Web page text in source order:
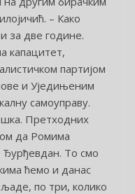
– Како
за две године.
капацитет,
партијом
и Уједињеним
самоуправу.
Претходних
да Ромима
То смо
ћемо и данас
по три, колико